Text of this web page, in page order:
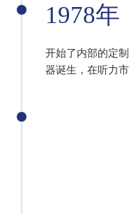
1978年
开始了内部的定
器诞生，在听力市